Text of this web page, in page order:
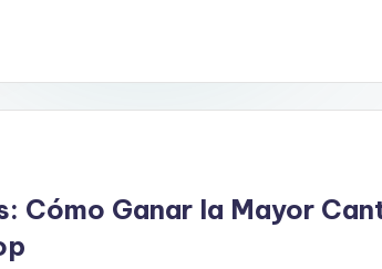
Cómo Ganar la Mayor